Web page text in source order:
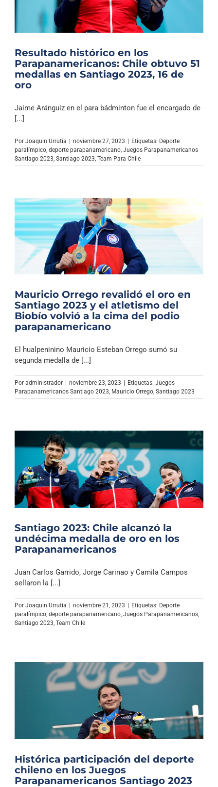
Resultado histórico en los
Parapanamericanos: Chile obtuvo 51
medallas en Santiago 2023, 16 de
oro
Jaime Aránguiz en el para bádminton fue el encargado de
[...]
Por Joaquin Urrutia | noviembre 27, 2023 | Etiquetas: Deporte
paralímpico deporte parapanamericano Juegos Parapanamericanos
Santiago 2023 Santiago 2023 Team Para Chile
Mauricio Orrego revalidó el oro en
Santiago 2023 y el atletismo del
Biobío volvió a la cima del podio
parapanamericano
El hualpeninino Mauricio Esteban Orrego sumó su
segunda medalla de [...]
Por administrador noviembre 23, 2023 Etiquetas: Juegos
Parapanamericanos Santiago 2023, Mauricio Orrego, Santiago 2023
Santiago 2023: Chile alcanzó la
undécima medalla de oro en los
Parapanamericanos
Juan Carlos Garrido, Jorge Carinao y Camila Campos
sellaron la [...]
Por Joaquin Urrutia noviembre 21, 2023 Etiquetas: Deporte
paralímpico, deporte parapanamericano, Juegos Parapanamericanos,
Santiago 2023, Team Chile
Histórica participación del deporte
chileno en los Juegos
Parapanamericanos Santiago 2023